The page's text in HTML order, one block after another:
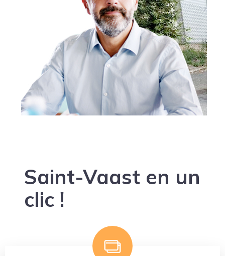
Saint-Vaast en un
clic !